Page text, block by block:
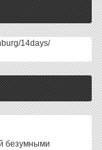
14days/
безумными